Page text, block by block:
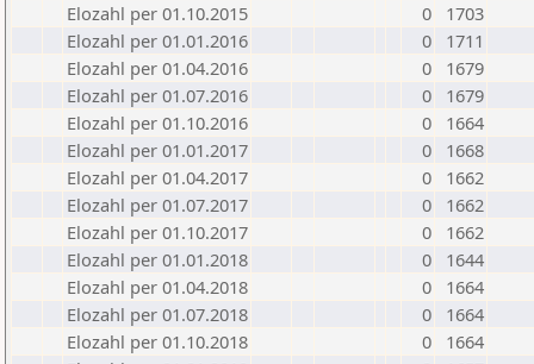
Elozahl per 01.10.2015
0
1703
Elozahl per 01.01.2016
0
1711
Elozahl per 01.04.2016
0
1679
Elozahl per 01.07.2016
0
1679
Elozahl per 01.10.2016
0
1664
Elozahl per 01.01.2017
0
1668
Elozahl per 01.04.2017
0
1662
Elozahl per 01.07.2017
0
1662
Elozahl per 01.10.2017
0
1662
Elozahl per 01.01.2018
0
1644
Elozahl per 01.04.2018
0
1664
Elozahl per 01.07.2018
0
1664
Elozahl per 01.10.2018
0
1664